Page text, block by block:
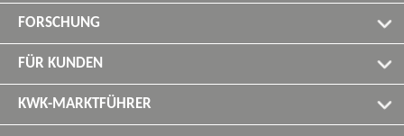
FORSCHUNG
FÜR KUNDEN
KWK-MARKTFÜHRER